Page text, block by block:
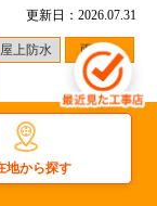
更新日：2026.07.31
屋上防水 雨漏り
地から探す